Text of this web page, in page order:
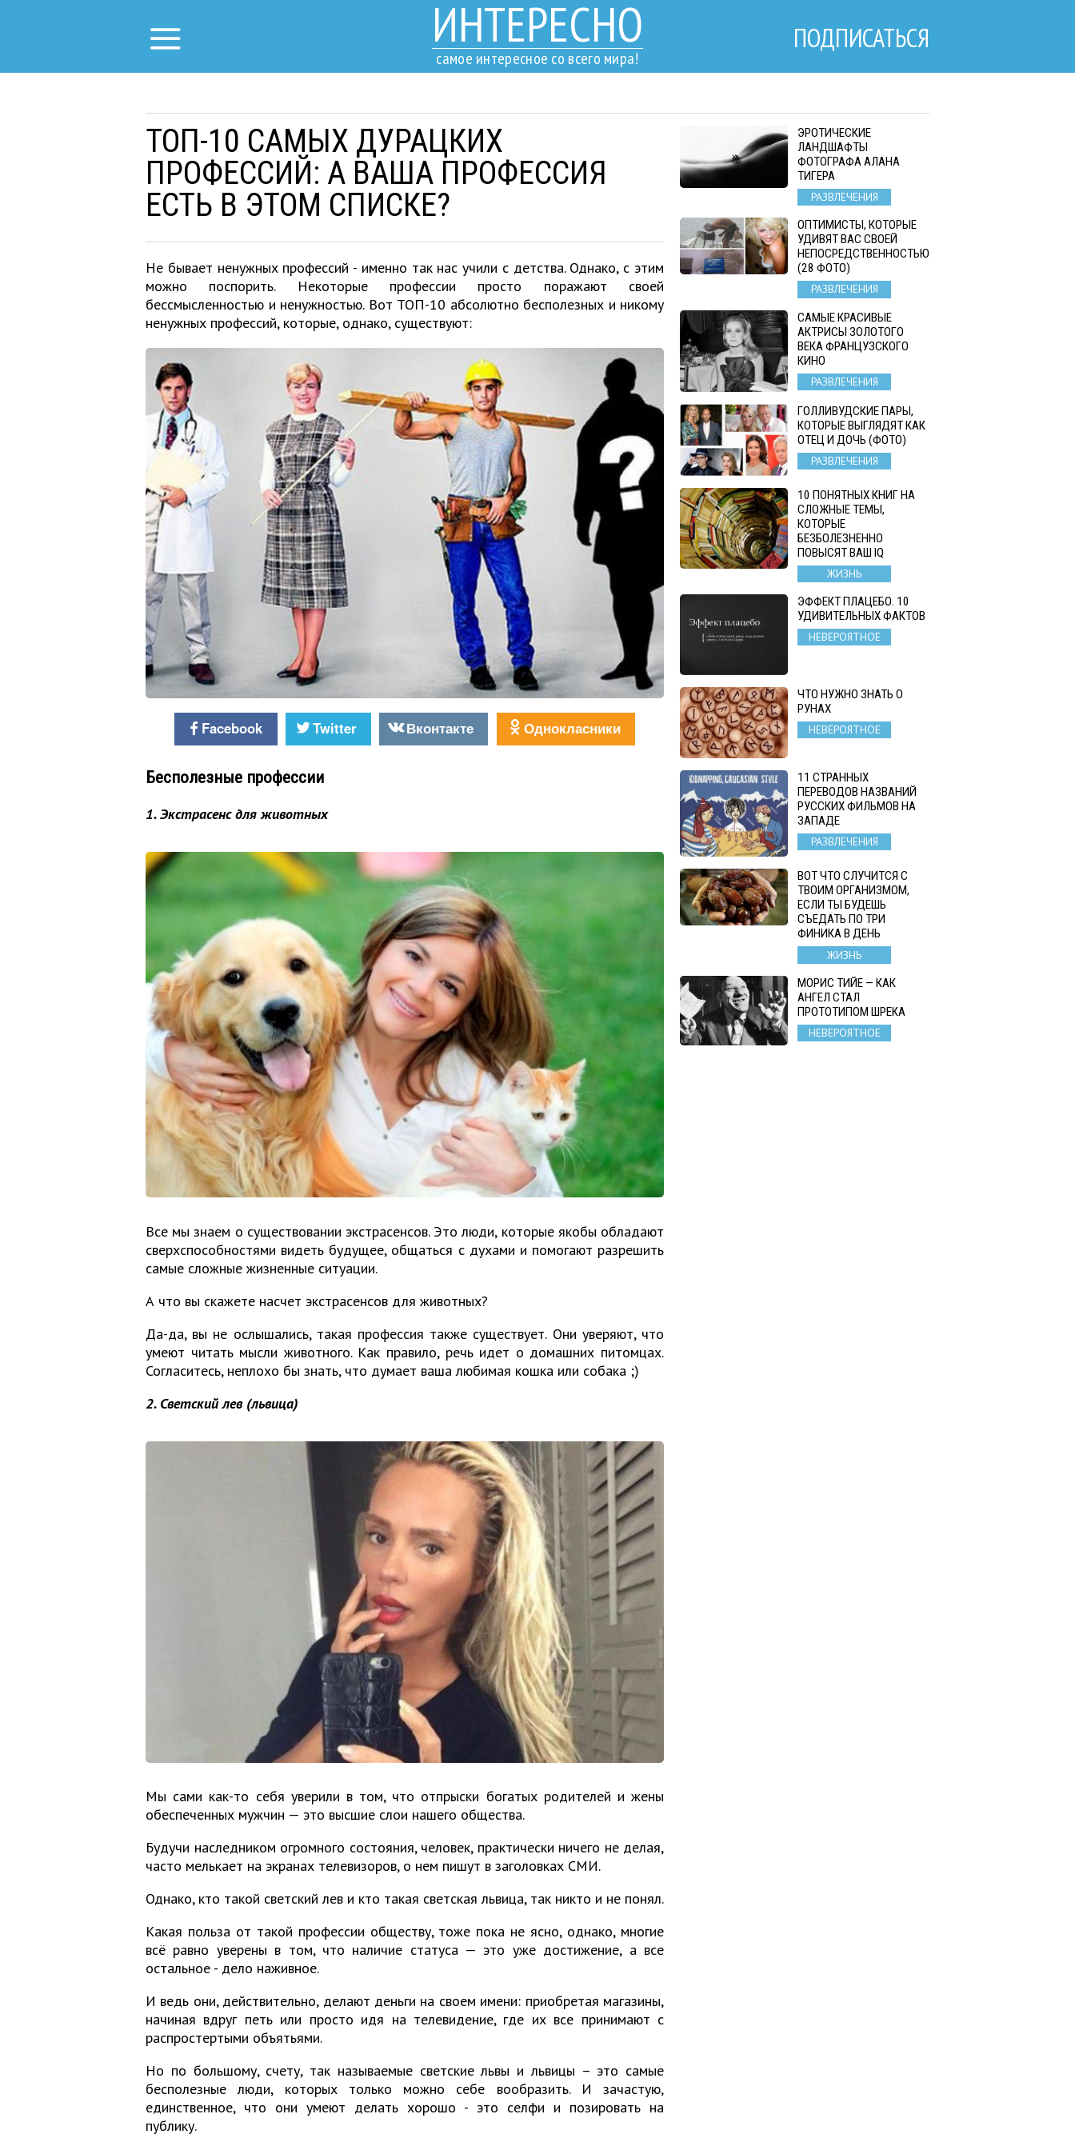
ИНТЕРЕСНО
самое интересное со всего мира!
ПОДПИСАТЬСЯ
ТОП-10 САМЫХ ДУРАЦКИХ
ПРОФЕССИЙ: А ВАША ПРОФЕССИЯ
ЕСТЬ В ЭТОМ СПИСКЕ?
Не бывает ненужных профессий - именно так нас учили с детства. Однако, с этим
можно поспорить. Некоторые профессии просто поражают своей
бессмысленностью и ненужностью. Вот ТОП-10 абсолютно бесполезных и никому
ненужных профессий, которые, однако, существуют:
Facebook Twitter Вконтакте Однокласники
Бесполезные профессии
1. Экстрасенс для животных
Все мы знаем о существовании экстрасенсов. Это люди, которые якобы обладают
сверхспособностями видеть будущее, общаться с духами и помогают разрешить
самые сложные жизненные ситуации.
А что вы скажете насчет экстрасенсов для животных?
Да-да, вы не ослышались, такая профессия также существует. Они уверяют, что
умеют читать мысли животного. Как правило, речь идет о домашних питомцах.
Согласитесь, неплохо бы знать, что думает ваша любимая кошка или собака ;)
2. Светский лев (львица)
Мы сами как-то себя уверили в том, что отпрыски богатых родителей и жены
обеспеченных мужчин — это высшие слои нашего общества.
Будучи наследником огромного состояния, человек, практически ничего не делая,
часто мелькает на экранах телевизоров, о нем пишут в заголовках СМИ.
Однако, кто такой светский лев и кто такая светская львица, так никто и не понял.
Какая польза от такой профессии обществу, тоже пока не ясно, однако, многие
всё равно уверены в том, что наличие статуса — это уже достижение, а все
остальное - дело наживное.
И ведь они, действительно, делают деньги на своем имени: приобретая магазины,
начиная вдруг петь или просто идя на телевидение, где их все принимают с
распростертыми объятьями.
Но по большому, счету, так называемые светские львы и львицы – это самые
бесполезные люди, которых только можно себе вообразить. И зачастую,
единственное, что они умеют делать хорошо - это селфи и позировать на
публику.
ЭРОТИЧЕСКИЕ
ЛАНДШАФТЫ
ФОТОГРАФА АЛАНА
ТИГЕРА
РАЗВЛЕЧЕНИЯ
ОПТИМИСТЫ, КОТОРЫЕ
УДИВЯТ ВАС СВОЕЙ
НЕПОСРЕДСТВЕННОСТЬЮ
(28 ФОТО)
РАЗВЛЕЧЕНИЯ
САМЫЕ КРАСИВЫЕ
АКТРИСЫ ЗОЛОТОГО
ВЕКА ФРАНЦУЗСКОГО
КИНО
РАЗВЛЕЧЕНИЯ
ГОЛЛИВУДСКИЕ ПАРЫ,
КОТОРЫЕ ВЫГЛЯДЯТ КАК
ОТЕЦ И ДОЧЬ (ФОТО)
РАЗВЛЕЧЕНИЯ
10 ПОНЯТНЫХ КНИГ НА
СЛОЖНЫЕ ТЕМЫ,
КОТОРЫЕ
БЕЗБОЛЕЗНЕННО
ПОВЫСЯТ ВАШ IQ
ЖИЗНЬ
ЭФФЕКТ ПЛАЦЕБО. 10
УДИВИТЕЛЬНЫХ ФАКТОВ
НЕВЕРОЯТНОЕ
ЧТО НУЖНО ЗНАТЬ О
РУНАХ
НЕВЕРОЯТНОЕ
11 СТРАННЫХ
ПЕРЕВОДОВ НАЗВАНИЙ
РУССКИХ ФИЛЬМОВ НА
ЗАПАДЕ
РАЗВЛЕЧЕНИЯ
ВОТ ЧТО СЛУЧИТСЯ С
ТВОИМ ОРГАНИЗМОМ,
ЕСЛИ ТЫ БУДЕШЬ
СЪЕДАТЬ ПО ТРИ
ФИНИКА В ДЕНЬ
ЖИЗНЬ
МОРИС ТИЙЕ — КАК
АНГЕЛ СТАЛ
ПРОТОТИПОМ ШРЕКА
НЕВЕРОЯТНОЕ